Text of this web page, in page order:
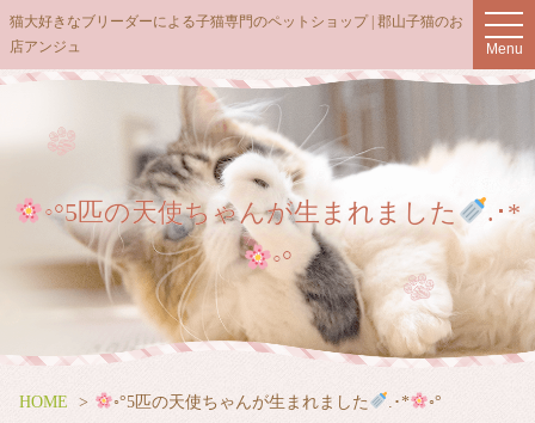
t
o
g
g
a
v
a
t
o
Menu
猫大好きなブリーダーによる子猫専門のペットショップ | 郡山子猫のお
店アンジュ
◦°5匹の天使ちゃんが生まれました
.･*
◦°
HOME ◦°5匹の天使ちゃんが生まれました .･* ◦°